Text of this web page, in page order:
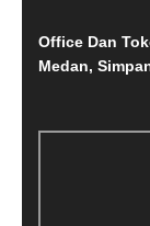
Office Dan
Medan,